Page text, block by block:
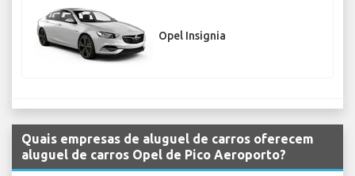
Opel Insignia
Quais empresas de aluguel de carros oferecem
aluguel de carros Opel de Pico Aeroporto?